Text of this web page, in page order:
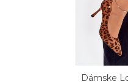
Obľúbené
Dámske